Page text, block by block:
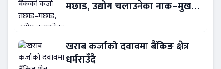
मछाड, उद्योग चलाउनेका नाक–मुख
खराब कर्जाको दवावमा बैंकिङ क्षेत्र
धर्मराउँदै